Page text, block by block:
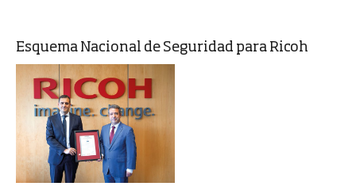
Esquema Nacional de Seguridad para Ricoh